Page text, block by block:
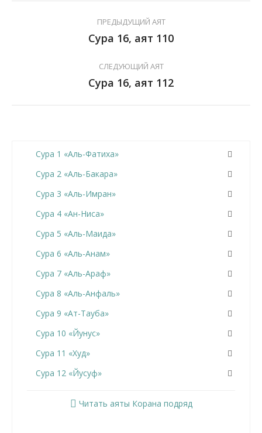
ПРЕДЫДУЩИЙ АЯТ
Сура 16, аят 110
СЛЕДУЮЩИЙ АЯТ
Сура 16, аят 112
Сура 1 «Аль-Фатиха»
Сура 2 «Аль-Бакара»
Сура 3 «Аль-Имран»
Сура 4 «Ан-Ниса»
Сура 5 «Аль-Маида»
Сура 6 «Аль-Анам»
Сура 7 «Аль-Араф»
Сура 8 «Аль-Анфаль»
Сура 9 «Ат-Тауба»
Сура 10 «Йунус»
Сура 11 «Худ»
Сура 12 «Йусуф»
Читать аяты Корана подряд